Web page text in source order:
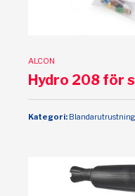
ALCON
Hydro 208 för
Kategori: